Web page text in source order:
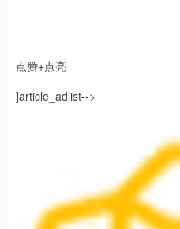
点赞+点亮
]article_adlist-->